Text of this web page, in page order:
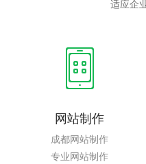
适应企
网站制作
成都网站制作
专业网站制作